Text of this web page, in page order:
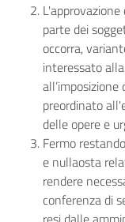
parte dei
occorra,
interessato
preordinato
delle opere e
Fermo
e nullaosta
rendere
conferenza di